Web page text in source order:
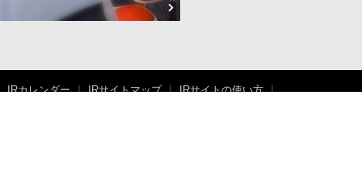
IRカレンダー IRサイトマップ
IRサイトの使い方